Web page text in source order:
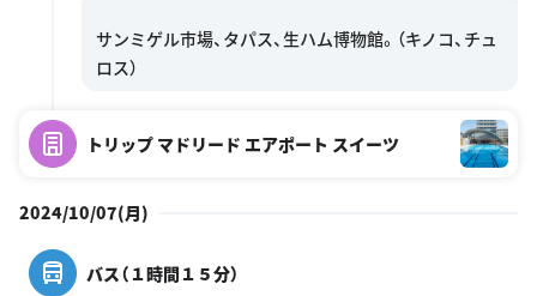
サンミゲル市場、タパス、生ハム博物館。（キノコ、チュ
トリップ マドリード エアポート スイーツ
2024/10/07(月)
バス（１時間１５分）